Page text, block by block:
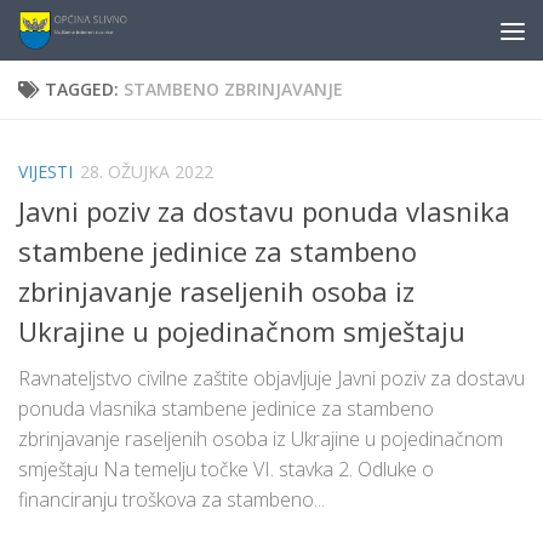
content
Skip to content
TAGGED: STAMBENO ZBRINJAVANJE
VIJESTI 28. OŽUJKA 2022
Javni poziv za dostavu ponuda vlasnika
stambene jedinice za stambeno
zbrinjavanje raseljenih osoba iz
Ukrajine u pojedinačnom smještaju
Ravnateljstvo civilne zaštite objavljuje Javni poziv za dostavu
ponuda vlasnika stambene jedinice za stambeno
zbrinjavanje raseljenih osoba iz Ukrajine u pojedinačnom
smještaju Na temelju točke VI. stavka 2. Odluke o
financiranju troškova za stambeno...